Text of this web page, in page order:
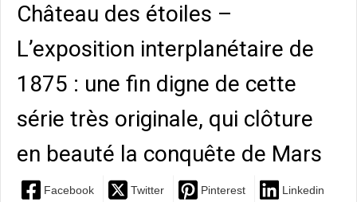
Château des étoiles –
L’exposition interplanétaire de
1875 : une fin digne de cette
série très originale, qui clôture
en beauté la conquête de Mars
Facebook Twitter Pinterest Linkedin